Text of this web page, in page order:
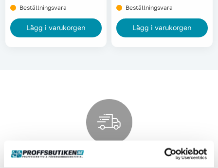
Beställningsvara
Lägg i varukorgen
Beställningsvara
Lägg i varukorgen
Snabba leveranser över hela sverige